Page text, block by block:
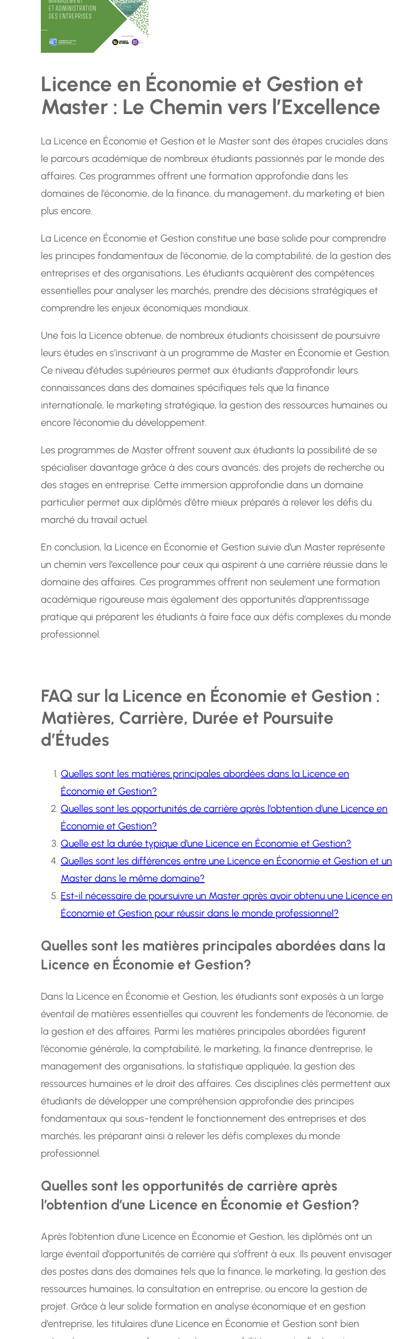
Licence en Économie et Gestion et
Master : Le Chemin vers l’Excellence
La Licence en Économie et Gestion et le Master sont des étapes cruciales dans
le parcours académique de nombreux étudiants passionnés par le monde des
affaires. Ces programmes offrent une formation approfondie dans les
domaines de l’économie, de la finance, du management, du marketing et bien
plus encore.
La Licence en Économie et Gestion constitue une base solide pour comprendre
les principes fondamentaux de l’économie, de la comptabilité, de la gestion des
entreprises et des organisations. Les étudiants acquièrent des compétences
essentielles pour analyser les marchés, prendre des décisions stratégiques et
comprendre les enjeux économiques mondiaux.
Une fois la Licence obtenue, de nombreux étudiants choisissent de poursuivre
leurs études en s’inscrivant à un programme de Master en Économie et Gestion.
Ce niveau d’études supérieures permet aux étudiants d’approfondir leurs
connaissances dans des domaines spécifiques tels que la finance
internationale, le marketing stratégique, la gestion des ressources humaines ou
encore l’économie du développement.
Les programmes de Master offrent souvent aux étudiants la possibilité de se
spécialiser davantage grâce à des cours avancés, des projets de recherche ou
des stages en entreprise. Cette immersion approfondie dans un domaine
particulier permet aux diplômés d’être mieux préparés à relever les défis du
marché du travail actuel.
En conclusion, la Licence en Économie et Gestion suivie d’un Master représente
un chemin vers l’excellence pour ceux qui aspirent à une carrière réussie dans le
domaine des affaires. Ces programmes offrent non seulement une formation
académique rigoureuse mais également des opportunités d’apprentissage
pratique qui préparent les étudiants à faire face aux défis complexes du monde
professionnel.
FAQ sur la Licence en Économie et Gestion :
Matières, Carrière, Durée et Poursuite
d’Études
Quelles sont les matières principales abordées dans la Licence en
Économie et Gestion?
Quelles sont les opportunités de carrière après l’obtention d’une Licence en
Économie et Gestion?
Quelle est la durée typique d’une Licence en Économie et Gestion?
Quelles sont les différences entre une Licence en Économie et Gestion et un
Master dans le même domaine?
Est-il nécessaire de poursuivre un Master après avoir obtenu une Licence en
Économie et Gestion pour réussir dans le monde professionnel?
Quelles sont les matières principales abordées dans la
Licence en Économie et Gestion?
Dans la Licence en Économie et Gestion, les étudiants sont exposés à un large
éventail de matières essentielles qui couvrent les fondements de l’économie, de
la gestion et des affaires. Parmi les matières principales abordées figurent
l’économie générale, la comptabilité, le marketing, la finance d’entreprise, le
management des organisations, la statistique appliquée, la gestion des
ressources humaines et le droit des affaires. Ces disciplines clés permettent aux
étudiants de développer une compréhension approfondie des principes
fondamentaux qui sous-tendent le fonctionnement des entreprises et des
marchés, les préparant ainsi à relever les défis complexes du monde
professionnel.
Quelles sont les opportunités de carrière après
l’obtention d’une Licence en Économie et Gestion?
Après l’obtention d’une Licence en Économie et Gestion, les diplômés ont un
large éventail d’opportunités de carrière qui s’offrent à eux. Ils peuvent envisager
des postes dans des domaines tels que la finance, le marketing, la gestion des
ressources humaines, la consultation en entreprise, ou encore la gestion de
projet. Grâce à leur solide formation en analyse économique et en gestion
d’entreprise, les titulaires d’une Licence en Économie et Gestion sont bien